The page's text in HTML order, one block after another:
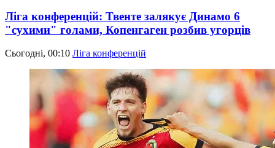
Ліга конференцій: Твенте залякує Динамо 6
"сухими" голами, Копенгаген розбив угорців
Сьогодні, 00:10 Ліга конференцій